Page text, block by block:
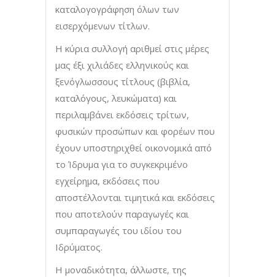
καταλογογράφηση όλων των
εισερχόμενων τίτλων.
Η κύρια συλλογή αριθμεί στις μέρες
μας έξι χιλιάδες ελληνικούς και
ξενόγλωσσους τίτλους (βιβλία,
καταλόγους, λευκώματα) και
περιλαμβάνει εκδόσεις τρίτων,
φυσικών προσώπων και φορέων που
έχουν υποστηριχθεί οικονομικά από
το Ίδρυμα για το συγκεκριμένο
εγχείρημα, εκδόσεις που
αποστέλλονται τιμητικά και εκδόσεις
που αποτελούν παραγωγές και
συμπαραγωγές του ιδίου του
Ιδρύματος.
Η μοναδικότητα, άλλωστε, της